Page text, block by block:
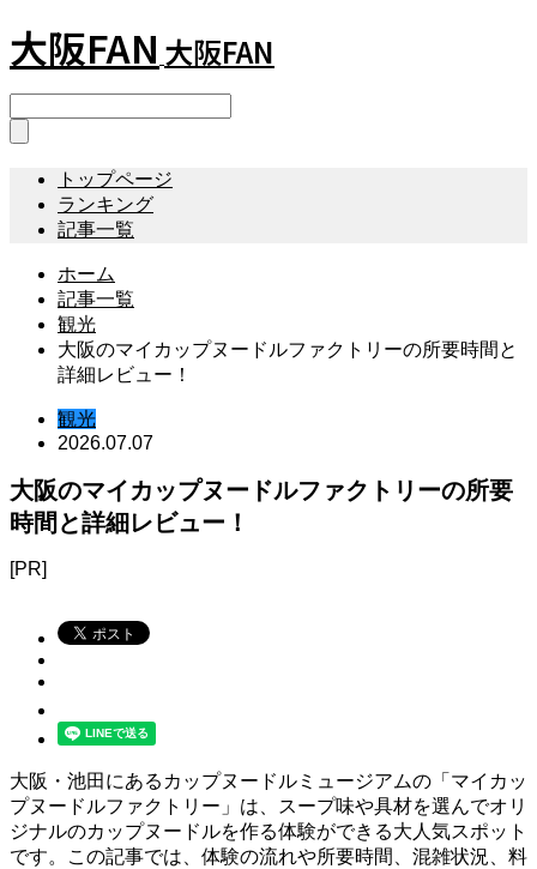
大阪FAN 大阪FAN
トップページ
ランキング
記事一覧
ホーム
記事一覧
観光
大阪のマイカップヌードルファクトリーの所要時間と
詳細レビュー！
観光
2026.07.07
大阪のマイカップヌードルファクトリーの所要
時間と詳細レビュー！
[PR]
大阪・池田にあるカップヌードルミュージアムの「マイカッ
プヌードルファクトリー」は、スープ味や具材を選んでオリ
ジナルのカップヌードルを作る体験ができる大人気スポット
です。この記事では、体験の流れや所要時間、混雑状況、料